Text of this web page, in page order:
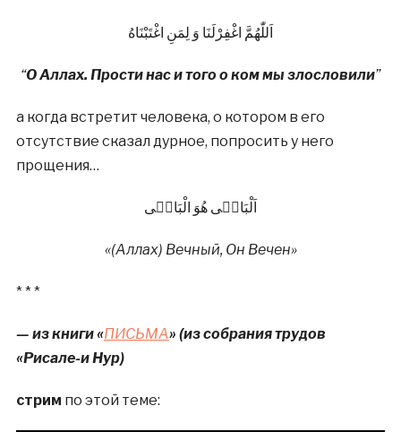
اَللّٰهُمَّ اغْفِرْلَنَا وَ لِمَنِ اغْتَبْنَاهُ
“О Аллах. Прости нас и того о ком мы злословили”
а когда встретит человека, о котором в его
отсутствие сказал дурное, попросить у него
прощения…
اَلْبَاقٖى هُوَ الْبَاقٖى
«(Аллах) Вечный, Он Вечен»
* * *
— из книги «ПИСЬМА» (из собрания трудов
«Рисале-и Нур)
стрим по этой теме: